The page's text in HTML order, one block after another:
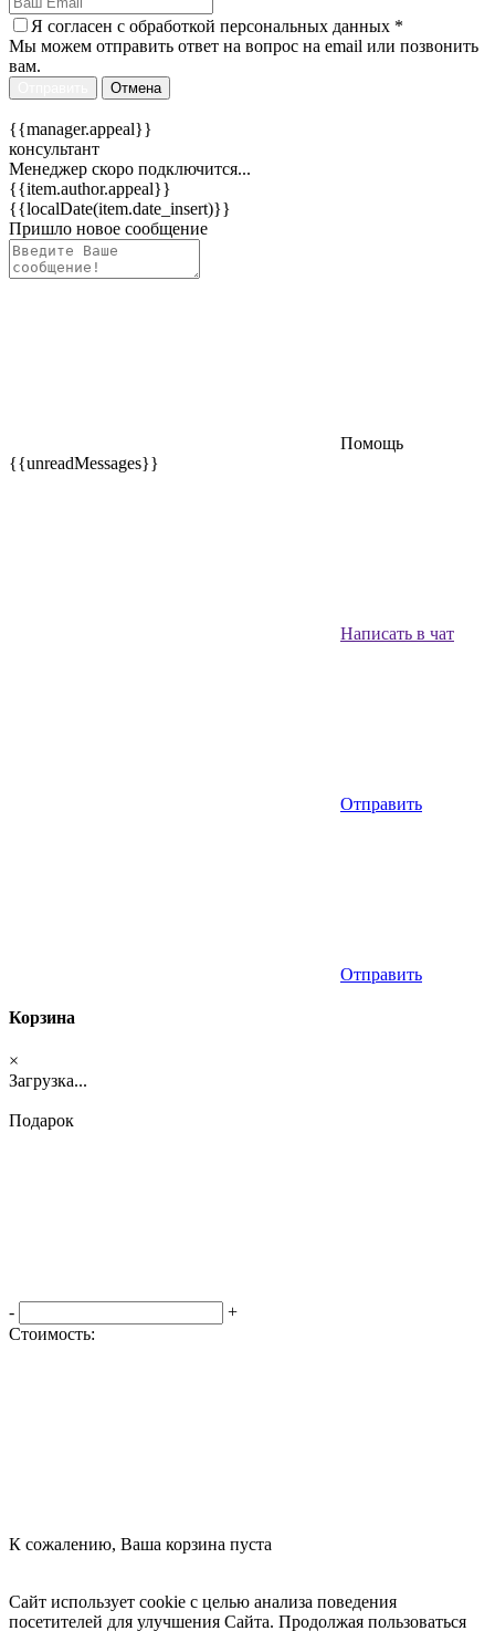
Я согласен c обработкой персональных данных *
Мы можем отправить ответ на вопрос на email или позвонить
вам.
Отмена
{{manager.appeal}}
консультант
Менеджер скоро подключится...
{{item.author.appeal}}
{{localDate(item.date_insert)}}
Пришло новое сообщение
Помощь
{{unreadMessages}}
Написать в чат
Отправить
Отправить
Корзина
×
Загрузка...
Подарок
-
+
Стоимость:
К сожалению, Ваша корзина пуста
Сайт использует cookie с целью анализа поведения
посетителей для улучшения Сайта. Продолжая пользоваться